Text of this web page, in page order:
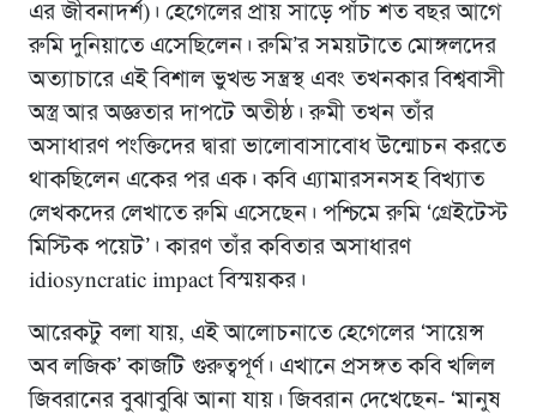
এর জীবনাদর্শ)। হেগেলের প্রায় সাড়ে পাঁচ শত বছর আগে
রুমি দুনিয়াতে এসেছিলেন। রুমি’র সময়টাতে মোঙ্গলদের
অত্যাচারে এই বিশাল ভুখন্ড সন্ত্রস্থ এবং তখনকার বিশ্ববাসী
অস্ত্র আর অজ্ঞতার দাপটে অতীষ্ঠ। রুমী তখন তাঁর
অসাধারণ পংক্তিদের দ্বারা ভালোবাসাবোধ উন্মোচন করতে
থাকছিলেন একের পর এক। কবি এ্যামারসনসহ বিখ্যাত
লেখকদের লেখাতে রুমি এসেছেন। পশ্চিমে রুমি ‘গ্রেইটেস্ট
মিস্টিক পয়েট’। কারণ তাঁর কবিতার অসাধারণ
idiosyncratic impact বিস্ময়কর।
আরেকটু বলা যায়, এই আলোচনাতে হেগেলের ‘সায়েন্স
অব লজিক’ কাজটি গুরুত্বপূর্ণ। এখানে প্রসঙ্গত কবি খলিল
জিবরানের বুঝাবুঝি আনা যায়। জিবরান দেখেছেন- ‘মানুষ